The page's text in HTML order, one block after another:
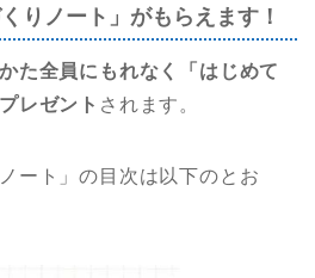
りノート」がもらえます！
た全員にもれなく「はじめて
レゼント されます。
ート」の目次は以下のとお